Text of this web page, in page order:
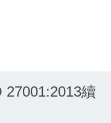
27001:2013續